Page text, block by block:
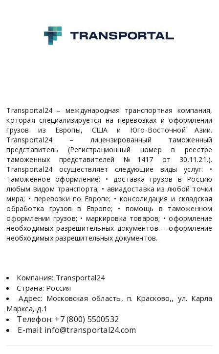
Transportal24 – международная транспортная компания,
которая специализируется на перевозках и оформлении
грузов из Европы, США и Юго-Восточной Азии.
Transportal24 – лицензированный таможенный
представитель (Регистрационный номер в реестре
таможенных представителей №1417 от 30.11.21.).
Transportal24 осуществляет следующие виды услуг: •⁠
⁠таможенное оформление; •⁠ ⁠доставка грузов в Россию
любым видом транспорта; •⁠ ⁠авиадоставка из любой точки
мира; •⁠ ⁠перевозки по Европе; •⁠ ⁠консолидация и складская
обработка грузов в Европе; •⁠ ⁠помощь в таможенном
оформлении грузов; •⁠ ⁠маркировка товаров; •⁠ ⁠оформление
необходимых разрешительных документов. - оформление
необходимых разрешительных документов.
Компания: Transportal24
Страна: Россия
Адрес: Московская область, п. Красково,, ул. Карла
Маркса, д.1
Телефон: +7 (800) 5500532
E-mail: info@transportal24.com